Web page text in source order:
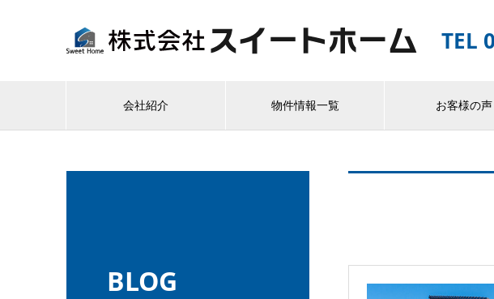
TEL
会社紹介 物件情報一覧 お客様の声
BLOG